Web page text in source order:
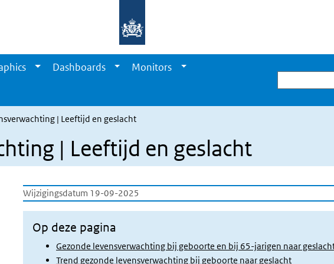
Dashboards
Monitors
Zoeken
| Leeftijd en geslacht
| Leeftijd en geslacht
Wijzigingsdatum 19-09-2025
Op deze pagina
Gezonde levensverwachting bij geboorte en bij 65-jarigen naar
Trend gezonde levensverwachting bij geboorte naar geslacht